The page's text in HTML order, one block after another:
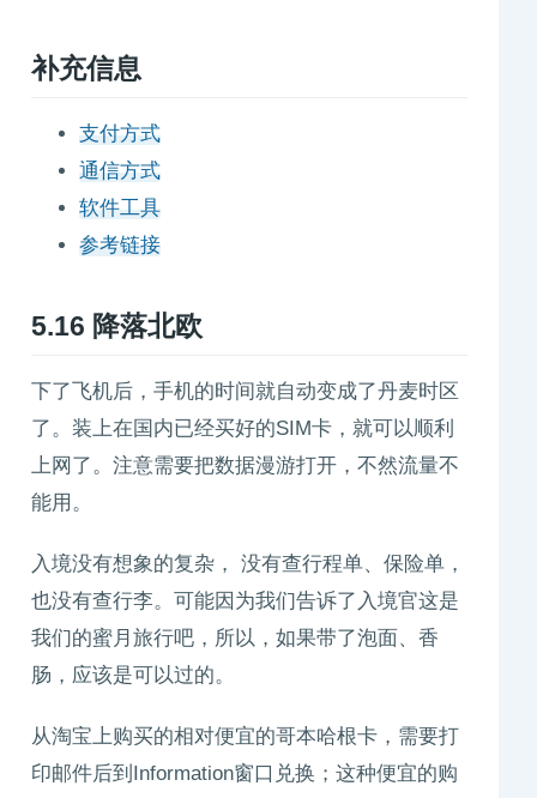
补充信息
支付方式
通信方式
软件工具
参考链接
5.16 降落北欧
下了飞机后，手机的时间就自动变成了丹麦时区
了。装上在国内已经买好的SIM卡，就可以顺利
上网了。注意需要把数据漫游打开，不然流量不
能用。
入境没有想象的复杂， 没有查行程单、保险单，
也没有查行李。可能因为我们告诉了入境官这是
我们的蜜月旅行吧，所以，如果带了泡面、香
肠，应该是可以过的。
从淘宝上购买的相对便宜的哥本哈根卡，需要打
印邮件后到Information窗口兑换；这种便宜的购